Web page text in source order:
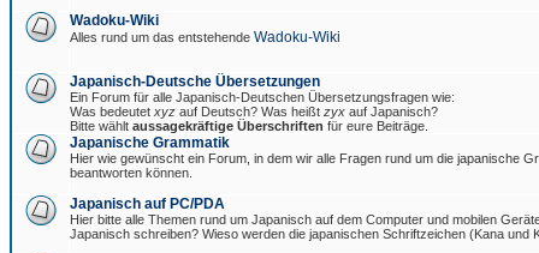
Wadoku-Wiki
Alles rund um das entstehende Wadoku-Wiki
Japanisch-Deutsche Übersetzungen
Ein Forum für alle Japanisch-Deutschen Übersetzungsfragen wie:
Was bedeutet xyz auf Deutsch? Was heißt zyx auf Japanisch?
Bitte wählt aussagekräftige Überschriften für eure Beiträge.
Japanische Grammatik
Hier wie gewünscht ein Forum, in dem wir alle Fragen rund um die japanische
beantworten können.
Japanisch auf PC/PDA
Hier bitte alle Themen rund um Japanisch auf dem Computer und mobilen
Japanisch schreiben? Wieso werden die japanischen Schriftzeichen (Kana und